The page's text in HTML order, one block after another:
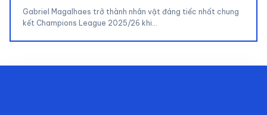
Gabriel Magalhaes trở thành nhân vật đáng tiếc nhất chung
kết Champions League 2025/26 khi…